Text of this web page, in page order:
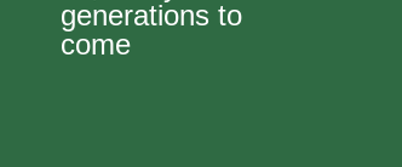
generations to
come